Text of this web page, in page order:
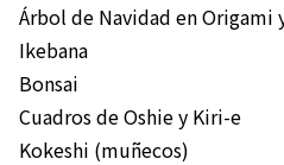
Árbol de Navidad en Origami
Ikebana
Bonsai
Cuadros de Oshie y Kiri-e
Kokeshi (muñecos)